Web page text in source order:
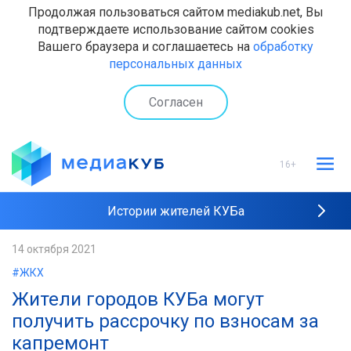
Продолжая пользоваться сайтом mediakub.net, Вы
подтверждаете использование сайтом cookies
Вашего браузера и соглашаетесь на обработку
персональных данных
Согласен
16+
Истории жителей КУБа
14 октября 2021
#ЖКХ
Жители городов КУБа могут
получить рассрочку по взносам за
капремонт